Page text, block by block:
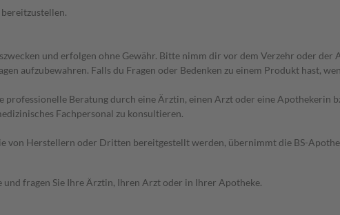
und erfolgen ohne Gewähr. Bitte nimm dir vor dem Verzehr oder
aufzubewahren. Falls du Fragen oder Bedenken zu einem Produkt hast,
professionelle Beratung durch eine Ärztin, einen Arzt oder eine Apothekerin
Fachpersonal zu konsultieren.
von Herstellern oder Dritten bereitgestellt werden, übernimmt die BS-
und fragen Sie Ihre Ärztin, Ihren Arzt oder in Ihrer Apotheke.